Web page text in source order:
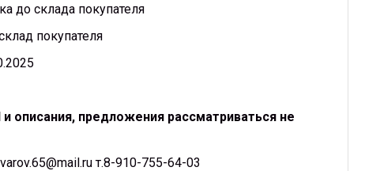
до склада покупателя
покупателя
описания, предложения рассматриваться не
т.8-910-755-64-03